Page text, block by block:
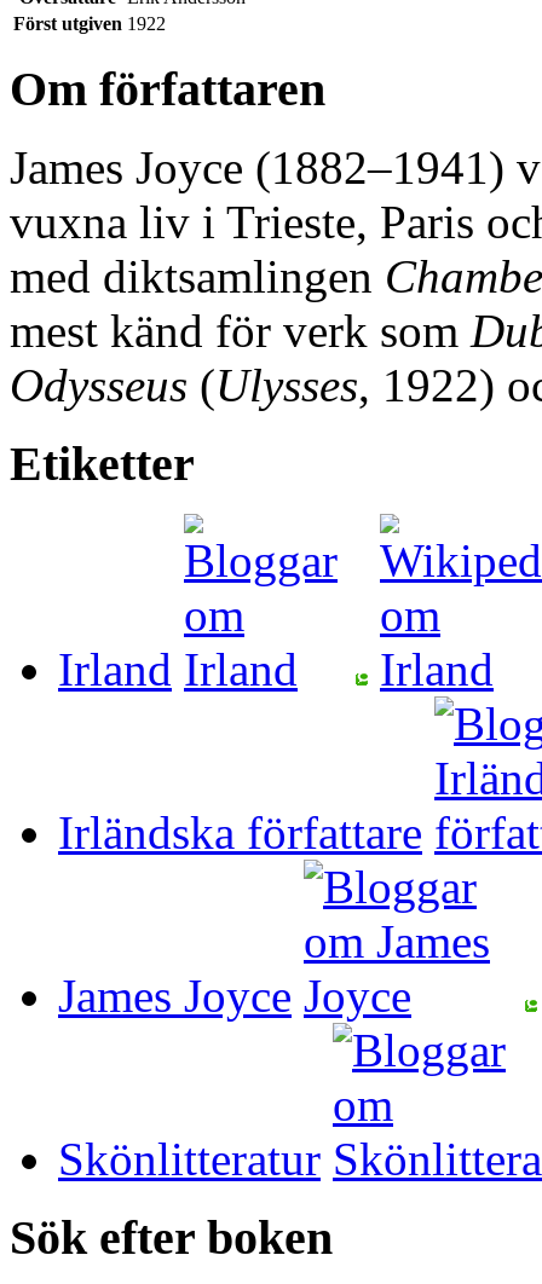
Först utgiven 1922
Om författaren
James Joyce (1882–1941)
vuxna liv i Trieste, Paris
med diktsamlingen
mest känd för verk som
Odysseus (Ulysses, 1922)
Etiketter
Irland
Irländska författare
James Joyce
Skönlitteratur
Sök efter boken